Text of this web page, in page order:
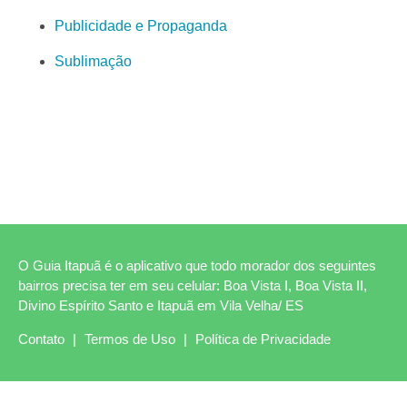
Publicidade e Propaganda
Sublimação
O Guia Itapuã é o aplicativo que todo morador dos seguintes
bairros precisa ter em seu celular: Boa Vista I, Boa Vista II,
Divino Espírito Santo e Itapuã em Vila Velha/ ES
Contato | Termos de Uso | Política de Privacidade